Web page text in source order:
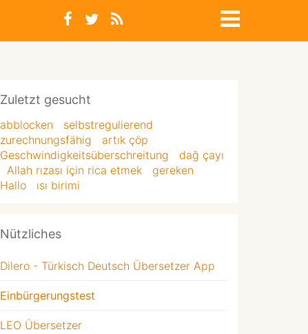
Zuletzt gesucht
abblocken
selbstregulierend
zurechnungsfähig
artık çöp
Geschwindigkeitsüberschreitung
dağ çayı
Allah rızası için rica etmek
gereken
Hallo
ısı birimi
Nützliches
Dilero - Türkisch Deutsch Übersetzer App
Einbürgerungstest
LEO Übersetzer